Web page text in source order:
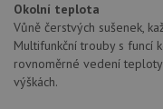
Okolní teplota
Vůně čerstvých sušenek,
Multifunkční trouby s funcí
rovnoměrné vedení
výškách.